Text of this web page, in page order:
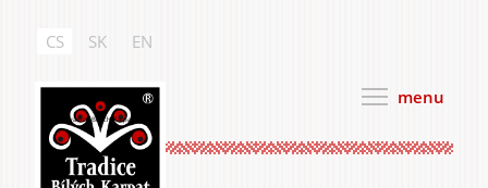
obsahu
Tradice Bílých Karpat
menu
CS SK EN